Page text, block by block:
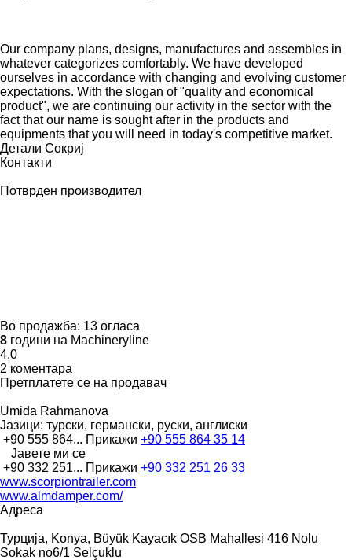
Our company plans, designs, manufactures and assembles in
whatever categorizes comfortably. We have developed
ourselves in accordance with changing and evolving customer
expectations. With the slogan of "quality and economical
product", we are continuing our activity in the sector with the
fact that our name is sought after in the products and
equipments that you will need in today's competitive market.
Детали Сокриј
Контакти
Потврден производител
Во продажба: 13 огласа
8 години на Machineryline
4.0
2 коментара
Претплатете се на продавач
Umida Rahmanova
Јазици: турски, германски, руски, англиски
+90 555 864... Прикажи +90 555 864 35 14
Јавете ми се
+90 332 251... Прикажи +90 332 251 26 33
www.scorpiontrailer.com
www.almdamper.com/
Адреса
Турција, Konya, Büyük Kayacık OSB Mahallesi 416 Nolu
Sokak no6/1 Selçuklu